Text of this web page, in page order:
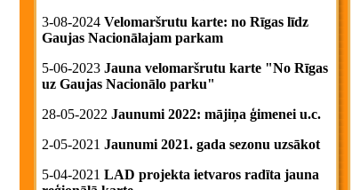
3-08-2024 Velomaršrutu karte: no Rīgas līdz
Gaujas Nacionālajam parkam
5-06-2023 Jauna velomaršrutu karte "No Rīgas
uz Gaujas Nacionālo parku"
28-05-2022 Jaunumi 2022: mājiņa ģimenei u.c.
2-05-2021 Jaunumi 2021. gada sezonu uzsākot
5-04-2021 LAD projekta ietvaros radīta jauna